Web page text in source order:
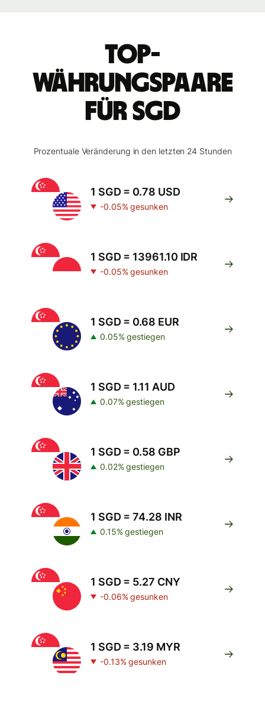
Top-
Währungspaare
für SGD
Prozentuale Veränderung in den letzten 24 Stunden
1 SGD = 0.78 USD
-0.05% gesunken
1 SGD = 13961.10 IDR
-0.05% gesunken
1 SGD = 0.68 EUR
0.05% gestiegen
1 SGD = 1.11 AUD
0.07% gestiegen
1 SGD = 0.58 GBP
0.02% gestiegen
1 SGD = 74.28 INR
0.15% gestiegen
1 SGD = 5.27 CNY
-0.06% gesunken
1 SGD = 3.19 MYR
-0.13% gesunken